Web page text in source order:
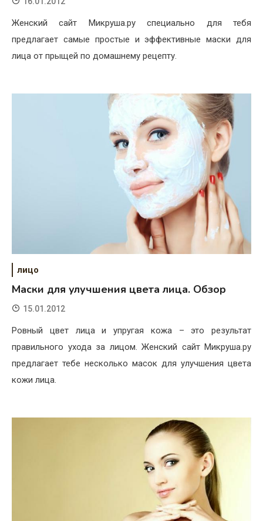
Женский сайт Микруша.ру специально для тебя
предлагает самые простые и эффективные маски для
лица от прыщей по домашнему рецепту.
лицо
Маски для улучшения цвета лица. Обзор
15.01.2012
Ровный цвет лица и упругая кожа – это результат
правильного ухода за лицом. Женский сайт Микруша.ру
предлагает тебе несколько масок для улучшения цвета
кожи лица.